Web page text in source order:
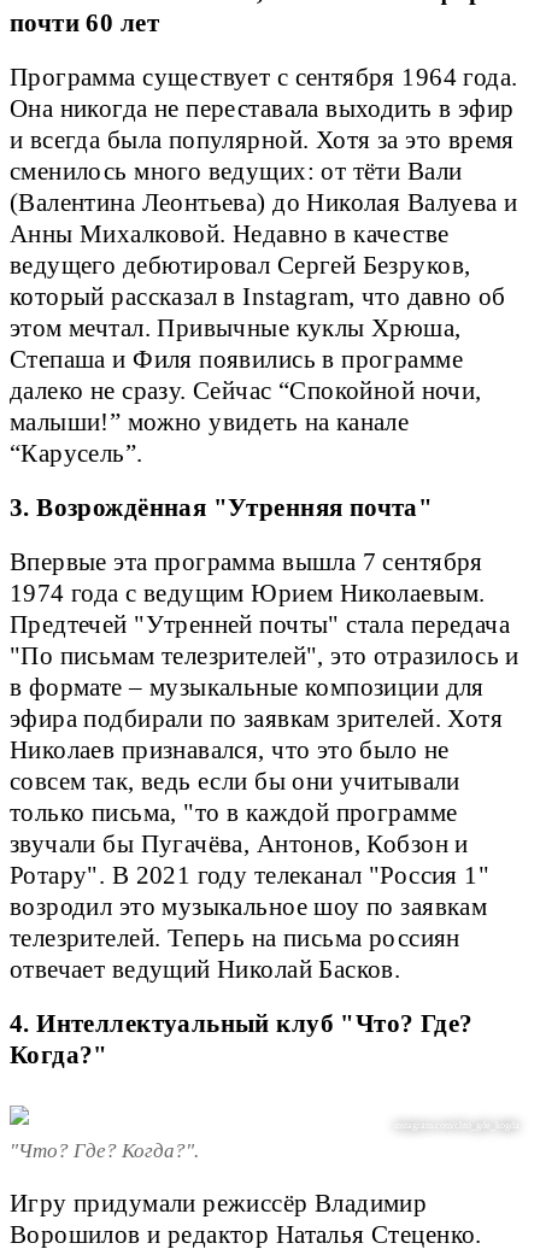
почти 60 лет
Программа существует с сентября 1964 года.
Она никогда не переставала выходить в эфир
и всегда была популярной. Хотя за это время
сменилось много ведущих: от тёти Вали
(Валентина Леонтьева) до Николая Валуева и
Анны Михалковой. Недавно в качестве
ведущего дебютировал Сергей Безруков,
который рассказал в Instagram, что давно об
этом мечтал. Привычные куклы Хрюша,
Степаша и Филя появились в программе
далеко не сразу. Сейчас “Спокойной ночи,
малыши!” можно увидеть на канале
“Карусель”.
3. Возрождённая "Утренняя почта"
Впервые эта программа вышла 7 сентября
1974 года с ведущим Юрием Николаевым.
Предтечей "Утренней почты" стала передача
"По письмам телезрителей", это отразилось и
в формате – музыкальные композиции для
эфира подбирали по заявкам зрителей. Хотя
Николаев признавался, что это было не
совсем так, ведь если бы они учитывали
только письма, "то в каждой программе
звучали бы Пугачёва, Антонов, Кобзон и
Ротару". В 2021 году телеканал "Россия 1"
возродил это музыкальное шоу по заявкам
телезрителей. Теперь на письма россиян
отвечает ведущий Николай Басков.
4. Интеллектуальный клуб "Что? Где?
Когда?"
instagram.com/chto_gde_kogda
"Что? Где? Когда?".
Игру придумали режиссёр Владимир
Ворошилов и редактор Наталья Стеценко.